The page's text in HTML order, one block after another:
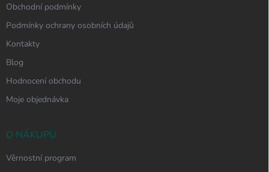
Obchodní podmínky
Podmínky ochrany osobních údajů
Kontakty
Blog
Hodnocení obchodu
Moje objednávka
O NÁKUPU
Věrnostní program